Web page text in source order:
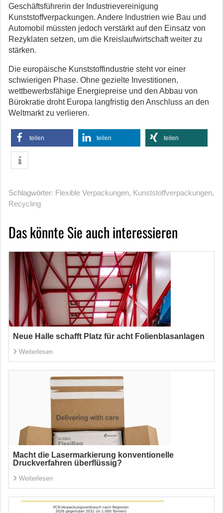
Geschäftsführerin der Industrievereinigung
Kunststoffverpackungen. Andere Industrien wie Bau und
Automobil müssten jedoch verstärkt auf den Einsatz von
Rezyklaten setzen, um die Kreislaufwirtschaft weiter zu
stärken.
Die europäische Kunststoffindustrie steht vor einer
schwierigen Phase. Ohne gezielte Investitionen,
wettbewerbsfähige Energiepreise und den Abbau von
Bürokratie droht Europa langfristig den Anschluss an den
Weltmarkt zu verlieren.
teilen teilen teilen
Schlagwörter: Flexible Verpackungen, Kunststoffverpackungen,
Recycling
Das könnte Sie auch interessieren
Neue Halle schafft Platz für acht Folienblasanlagen
Weiterlesen
Macht die Lasermarkierung konventionelle
Druckverfahren überflüssig?
Weiterlesen